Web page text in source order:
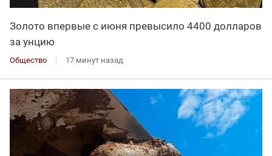
Золото впервые с июня превысило 4400 долларов
за унцию
Общество 17 минут назад